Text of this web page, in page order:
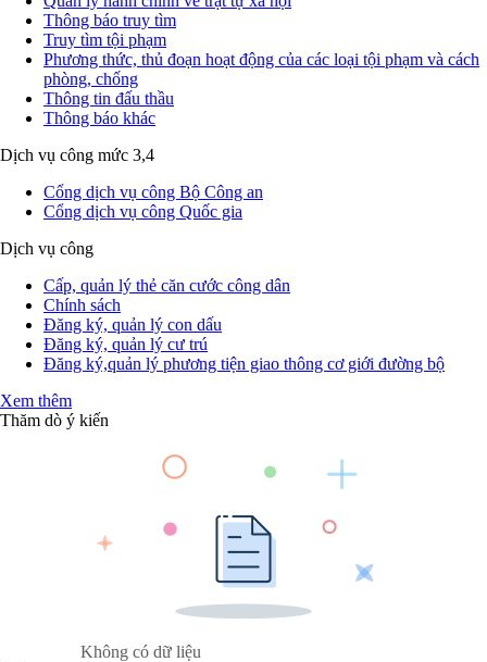
Thông báo truy tìm
Truy tìm tội phạm
Phương thức, thủ đoạn hoạt động của các loại tội phạm và cách
phòng, chống
Thông tin đấu thầu
Thông báo khác
Dịch vụ công mức 3,4
Cổng dịch vụ công Bộ Công an
Cổng dịch vụ công Quốc gia
Dịch vụ công
Cấp, quản lý thẻ căn cước công dân
Chính sách
Đăng ký, quản lý con dấu
Đăng ký, quản lý cư trú
Đăng ký,quản lý phương tiện giao thông cơ giới đường bộ
Xem thêm
Thăm dò ý kiến
Không có dữ liệu